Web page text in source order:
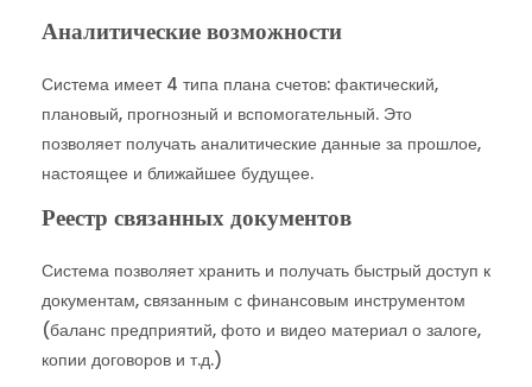
Аналитические возможности
Система имеет 4 типа плана счетов: фактический,
плановый, прогнозный и вспомогательный. Это
позволяет получать аналитические данные за прошлое,
настоящее и ближайшее будущее.
Реестр связанных документов
Система позволяет хранить и получать быстрый доступ к
документам, связанным с финансовым инструментом
(баланс предприятий, фото и видео материал о залоге,
копии договоров и т.д.)